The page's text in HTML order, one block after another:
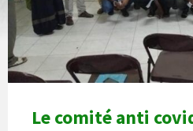
Le comité anti